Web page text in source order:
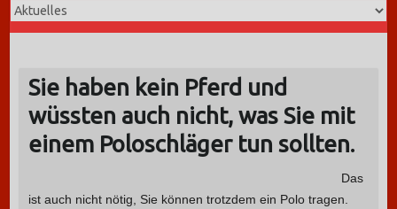
Sie haben kein Pferd und
wüssten auch nicht, was Sie mit
einem Poloschläger tun sollten.
Das
ist auch nicht nötig, Sie können trotzdem ein Polo tragen.